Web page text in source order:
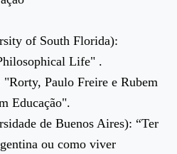
of South Florida):
Life" .
Paulo Freire e Rubem
Educação".
de Buenos Aires): “Ter
ou como viver